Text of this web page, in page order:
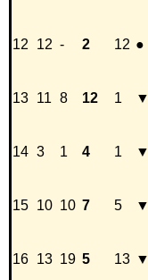
12 12 - 2 12 ●
13 11 8 12 1 ▼
14 3 1 4 1 ▼
15 10 10 7 5 ▼
16 13 19 5 13 ▼